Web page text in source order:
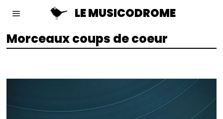
LE MUSICODROME
Morceaux coups de coeur